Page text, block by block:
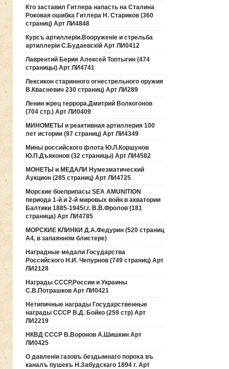
Кто заставил Гитлера напасть на Сталина
Роковая ошибка Гитлера Н. Стариков (360
страниц) Арт ЛИ4848
Курсъ артиллерiи.Вооруженiе и стрельба
артиллерiи С.Будаевскiй Арт ЛИ0412
Лаврентий Берия Алексей Топтыгин (474
страницы) Арт ЛИ4741
Лексикон старинного огнестрельного оружия
В.Квасневич 230 страниц) Арт ЛИ289
Ленин жрец террора.Дмитрий Волкогонов
(704 стр.) Арт ЛИ0409
МИНОМЕТЫ и реактивная артиллерия 100
лет истории (97 страниц) Арт ЛИ4349
Мины российского флота Ю.Л.Коршунов
Ю.П.Дъяконов (32 страницы) Арт ЛИ4582
МОНЕТЫ и МЕДАЛИ Нумезматический
Аукцион (285 страниц) Арт ЛИ4725
Морские боеприпасы SEA AMUNITION
периода 1-й и 2-й мировых войн в акватории
Балтики 1885-1945г.г. В.В.Фролов (181
страница) Арт ЛИ4785
МОРСКИЕ КЛИНКИ Д.А.Федурин (520 страниц
А4, в запаянном блистере)
Наградные медали Государства
Российского Н.И. Чепурнов (749 страниц) Арт
ЛИ2128
Награды СССР,России и Украины
С.В.Потрашков Арт ЛИ0421
Нетипичные награды Государственные
награды СССР В.Д. Бойко (259 стр) Арт
ЛИ2219
НКВД СССР В.Воронов А.Шишкин Арт
ЛИ0425
О давленiи газовъ бездымнаго пороха въ
каналъ пушекъ Н.Забудскаго 1894 г. Арт